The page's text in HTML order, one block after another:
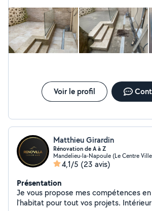
d'intervenir dans de nombreux
chers avec la déduction d'impôt. Je reste à disposition
pour toute demande d'information.
Voir le profil
Matthieu Girardin
Rénovation de A à Z
Mandelieu-la-Napoule (Le Centre
4,1/5 (23 avis)
Présentation
Je vous propose mes compétences
l'habitat pour tout vos projets.